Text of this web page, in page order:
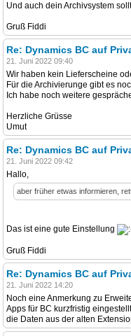
Und auch dein Archivsystem
Gruß Fiddi
Re: Dynamics BC auf
21. Juni 2022 09:40
Wir haben kein Lieferscheine
Für die Archivierunge gibt es
Ich habe noch weitere
Herzliche Grüsse
Umut
Re: Dynamics BC auf
21. Juni 2022 09:42
Hallo,
aber früher etwas informieren,
Das ist eine gute Einstellung
Gruß Fiddi
Re: Dynamics BC auf
21. Juni 2022 14:20
Noch eine Anmerkung zu
Apps für BC kurzfristig
die Daten aus der alten